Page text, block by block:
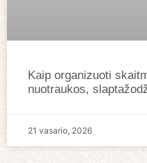
Kaip organizuoti
nuotraukos,
21 vasario, 2026